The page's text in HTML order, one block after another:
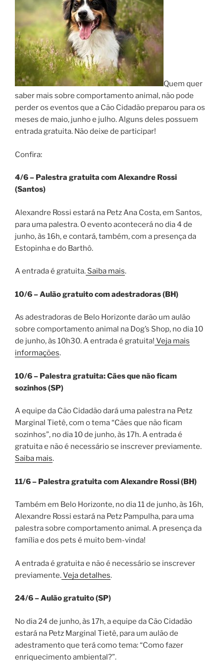
Quem quer
saber mais sobre comportamento animal, não pode
perder os eventos que a Cão Cidadão preparou para os
meses de maio, junho e julho. Alguns deles possuem
entrada gratuita. Não deixe de participar!
Confira:
4/6 – Palestra gratuita com Alexandre Rossi
(Santos)
Alexandre Rossi estará na Petz Ana Costa, em Santos,
para uma palestra. O evento acontecerá no dia 4 de
junho, às 16h, e contará, também, com a presença da
Estopinha e do Barthô.
A entrada é gratuita. Saiba mais.
10/6 – Aulão gratuito com adestradoras (BH)
As adestradoras de Belo Horizonte darão um aulão
sobre comportamento animal na Dog’s Shop, no dia 10
de junho, às 10h30. A entrada é gratuita! Veja mais
informações.
10/6 – Palestra gratuita: Cães que não ficam
sozinhos (SP)
A equipe da Cão Cidadão dará uma palestra na Petz
Marginal Tietê, com o tema “Cães que não ficam
sozinhos”, no dia 10 de junho, às 17h. A entrada é
gratuita e não é necessário se inscrever previamente.
Saiba mais.
11/6 – Palestra gratuita com Alexandre Rossi (BH)
Também em Belo Horizonte, no dia 11 de junho, às 16h,
Alexandre Rossi estará na Petz Pampulha, para uma
palestra sobre comportamento animal. A presença da
família e dos pets é muito bem-vinda!
A entrada é gratuita e não é necessário se inscrever
previamente.Veja detalhes.
24/6 – Aulão gratuito (SP)
No dia 24 de junho, às 17h, a equipe da Cão Cidadão
estará na Petz Marginal Tietê, para um aulão de
adestramento que terá como tema: “Como fazer
enriquecimento ambiental?”.